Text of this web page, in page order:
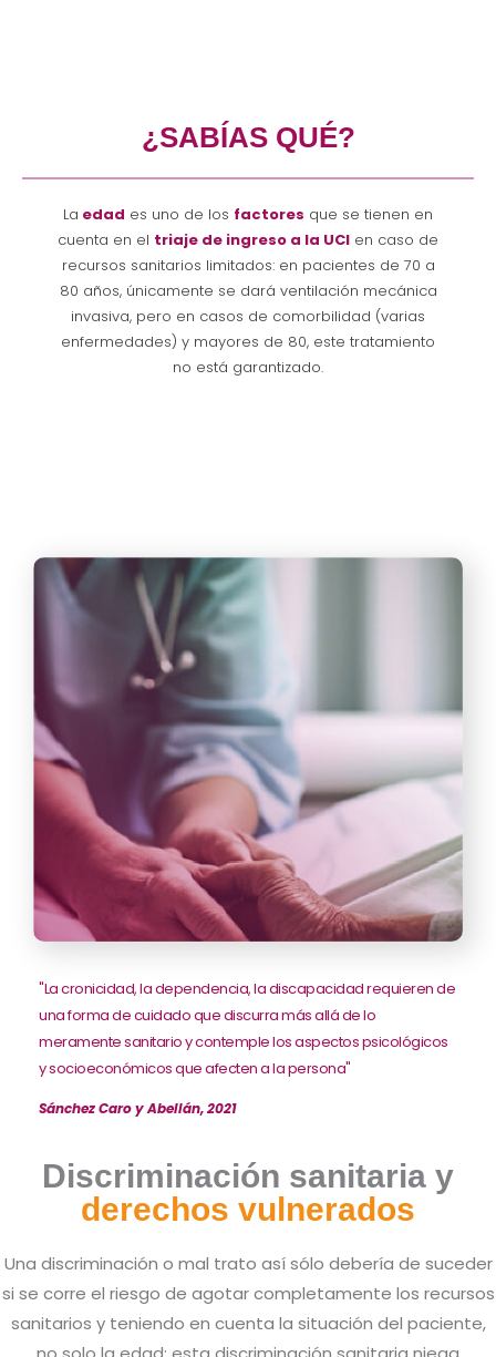
¿SABÍAS QUÉ?
La edad es uno de los factores que se tienen en
cuenta en el triaje de ingreso a la UCI en caso de
recursos sanitarios limitados: en pacientes de 70 a
80 años, únicamente se dará ventilación mecánica
invasiva, pero en casos de comorbilidad (varias
enfermedades) y mayores de 80, este tratamiento
no está garantizado.
"La cronicidad, la dependencia, la discapacidad requieren de
una forma de cuidado que discurra más allá de lo
meramente sanitario y contemple los aspectos psicológicos
y socioeconómicos que afecten a la persona"
Sánchez Caro y Abellán, 2021
Discriminación sanitaria y
derechos vulnerados
Una discriminación o mal trato así sólo debería de suceder
si se corre el riesgo de agotar completamente los recursos
sanitarios y teniendo en cuenta la situación del paciente,